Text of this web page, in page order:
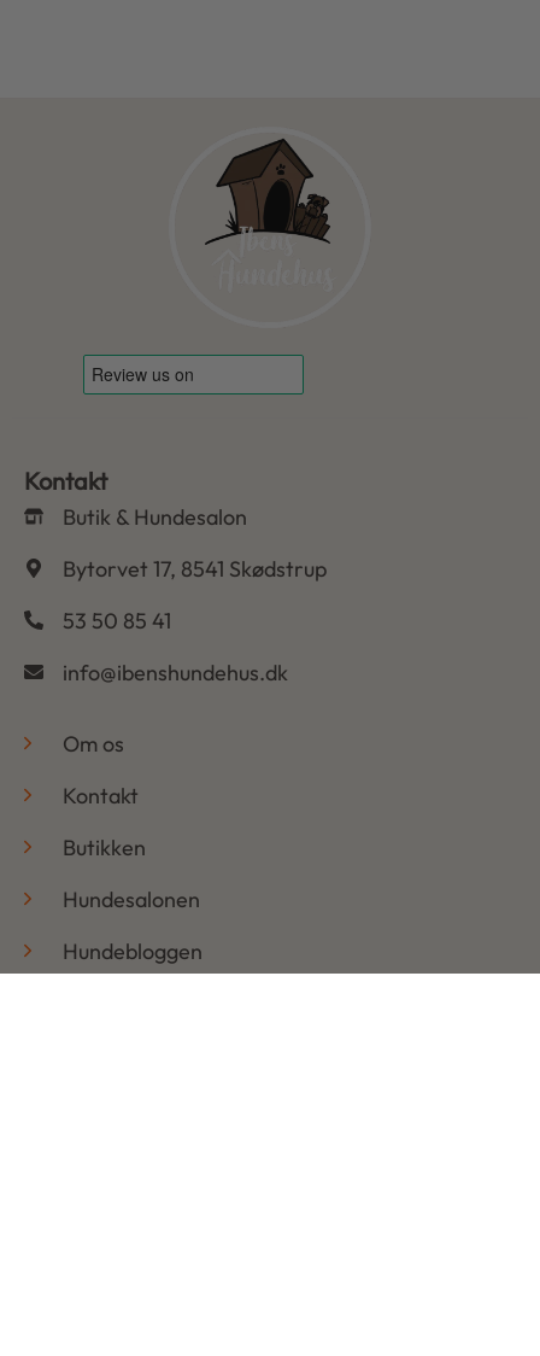
Kontakt
Butik & Hundesalon
Bytorvet 17, 8541 Skødstrup
53 50 85 41
info@ibenshundehus.dk
Om os
Kontakt
Butikken
Hundesalonen
Hundebloggen